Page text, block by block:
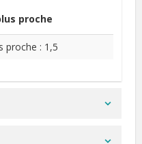
proche
proche : 1,5